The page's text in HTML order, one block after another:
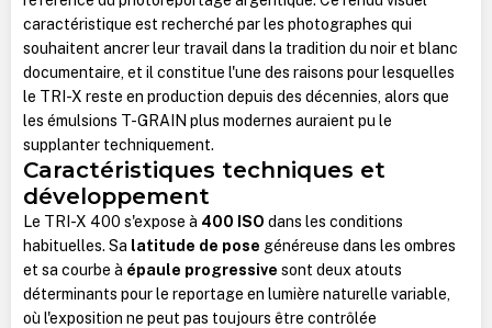
caractéristique est recherché par les photographes qui
souhaitent ancrer leur travail dans la tradition du noir et blanc
documentaire, et il constitue l'une des raisons pour lesquelles
le TRI-X reste en production depuis des décennies, alors que
les émulsions T-GRAIN plus modernes auraient pu le
supplanter techniquement.
Caractéristiques techniques et
développement
Le TRI-X 400 s'expose à 400 ISO dans les conditions
habituelles. Sa latitude de pose généreuse dans les ombres
et sa courbe à épaule progressive sont deux atouts
déterminants pour le reportage en lumière naturelle variable,
où l'exposition ne peut pas toujours être contrôlée